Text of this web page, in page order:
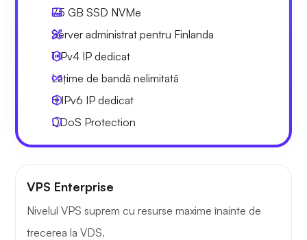
75 GB SSD NVMe
Server administrat pentru Finlanda
1 IPv4 IP dedicat
Lățime de bandă nelimitată
8 IPv6 IP dedicat
DDoS Protection
VPS Enterprise
Nivelul VPS suprem cu resurse maxime înainte de
trecerea la VDS.